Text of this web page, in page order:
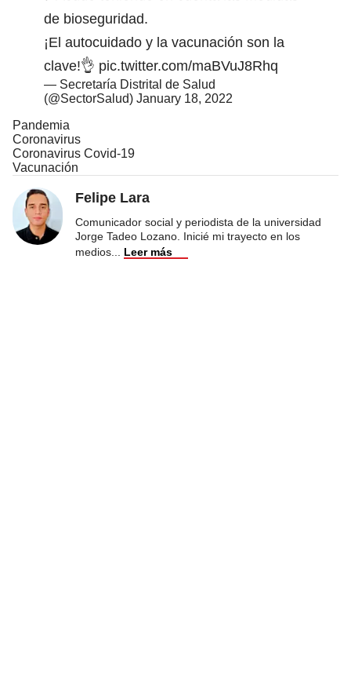
de bioseguridad.
¡El autocuidado y la vacunación son la
clave!👌 pic.twitter.com/maBVuJ8Rhq
— Secretaría Distrital de Salud
(@SectorSalud) January 18, 2022
Pandemia
Coronavirus
Coronavirus Covid-19
Vacunación
Felipe Lara
Comunicador social y periodista de la universidad
Jorge Tadeo Lozano. Inicié mi trayecto en los
medios
Leer más